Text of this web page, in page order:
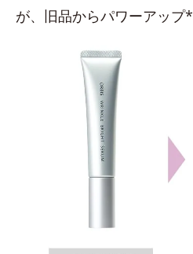
が、旧品からパワーアップ*